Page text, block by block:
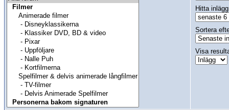
Hitta
Sortera
Visa